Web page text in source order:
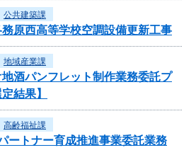
公共建築課
務原西高等学校空調設備更新工事
地域産業課
酒パンフレット制作業務委託プ
結果】
高齢福祉課
ートナー育成推進事業委託業務